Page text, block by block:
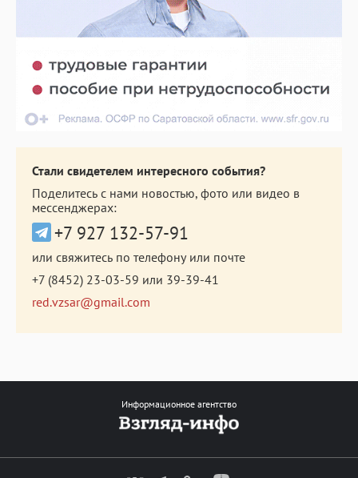
Стали свидетелем интересного события?
Поделитесь с нами новостью, фото или видео в
мессенджерах:
+7 927 132-57-91
или свяжитесь по телефону или почте
+7 (8452) 23-03-59 или 39-39-41
red.vzsar@gmail.com
Информационное агентство